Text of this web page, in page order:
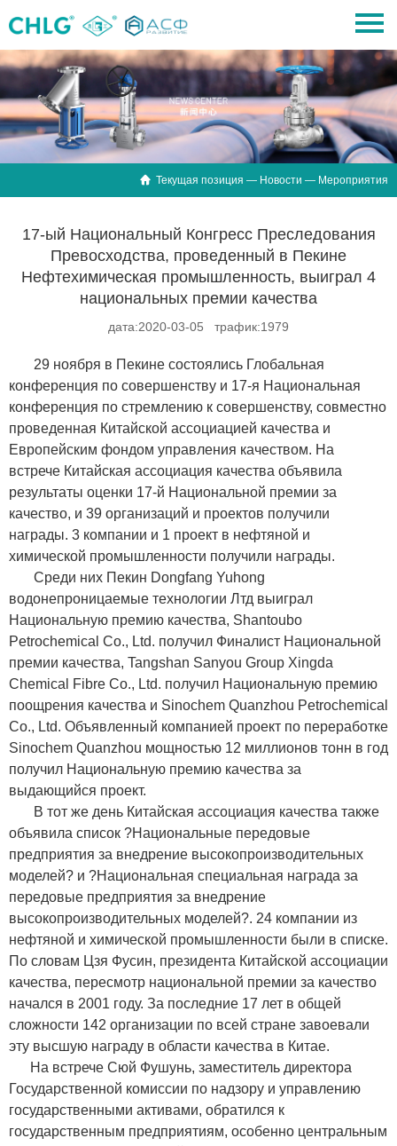
 Текущая позиция — Новости — Мероприятия
17-ый Национальный Конгресс Преследования
Превосходства, проведенный в Пекине
Нефтехимическая промышленность, выиграл 4
национальных премии качества
дата:2020-03-05 трафик:1979
29 ноября в Пекине состоялись Глобальная
конференция по совершенству и 17-я Национальная
конференция по стремлению к совершенству, совместно
проведенная Китайской ассоциацией качества и
Европейским фондом управления качеством. На
встрече Китайская ассоциация качества объявила
результаты оценки 17-й Национальной премии за
качество, и 39 организаций и проектов получили
награды. 3 компании и 1 проект в нефтяной и
химической промышленности получили награды.
Среди них Пекин Dongfang Yuhong
водонепроницаемые технологии Лтд выиграл
Национальную премию качества, Shantoubo
Petrochemical Co., Ltd. получил Финалист Национальной
премии качества, Tangshan Sanyou Group Xingda
Chemical Fibre Co., Ltd. получил Национальную премию
поощрения качества и Sinochem Quanzhou Petrochemical
Co., Ltd. Объявленный компанией проект по переработке
Sinochem Quanzhou мощностью 12 миллионов тонн в год
получил Национальную премию качества за
выдающийся проект.
В тот же день Китайская ассоциация качества также
объявила список ?Национальные передовые
предприятия за внедрение высокопроизводительных
моделей? и ?Национальная специальная награда за
передовые предприятия за внедрение
высокопроизводительных моделей?. 24 компании из
нефтяной и химической промышленности были в списке.
По словам Цзя Фусин, президента Китайской ассоциации
качества, пересмотр национальной премии за качество
начался в 2001 году. За последние 17 лет в общей
сложности 142 организации по всей стране завоевали
эту высшую награду в области качества в Китае.
На встрече Сюй Фушунь, заместитель директора
Государственной комиссии по надзору и управлению
государственными активами, обратился к
государственным предприятиям, особенно центральным